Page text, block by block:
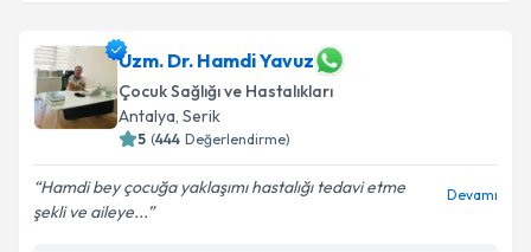
Uzm. Dr. Hamdi Yavuz
Çocuk Sağlığı ve Hastalıkları
Antalya, Serik
5 (444 Değerlendirme)
Hamdi bey çocuğa yaklaşımı hastalığı tedavi etme
şekli ve aileye...
Devamı